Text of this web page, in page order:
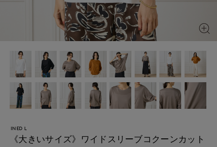
INED L
《大きいサイズ》ワイドスリーブコクーンカット